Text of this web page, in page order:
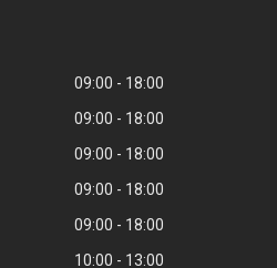
09:00
18:00
09:00
18:00
09:00
18:00
09:00
18:00
09:00
18:00
10:00 13:00